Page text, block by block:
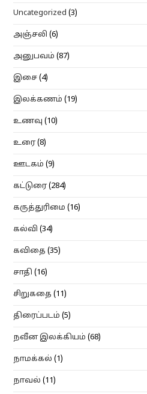
Uncategorized (3)
அஞ்சலி (6)
அனுபவம் (87)
இசை (4)
இலக்கணம் (19)
உணவு (10)
உரை(8)
ஊடகம் (9)
கட்டுரை(284)
கருத்துரிமை (16)
கல்வி (34)
கவிதை (35)
சாதி (16)
சிறுகதை (11)
திரைப்படம் (5)
நவீன இலக்கியம் (68)
நாமக்கல் (1)
நாவல் (11)